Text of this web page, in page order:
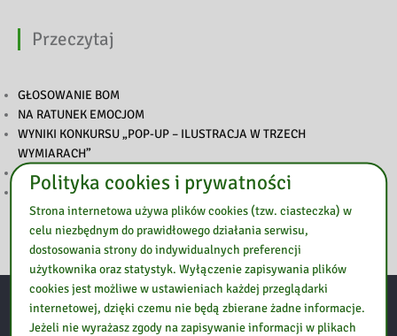
Przeczytaj
GŁOSOWANIE BOM
NA RATUNEK EMOCJOM
WYNIKI KONKURSU „POP-UP – ILUSTRACJA W TRZECH
WYMIARACH”
PODSUMOWANIE TYGODNIA BIBLIOTEK
ZAPROSZENIE NA TYDZIEŃ BIBLIOTEK
Kontakt:
Polityka cookies i prywatności
Strona internetowa używa plików cookies (tzw. ciasteczka) w
celu niezbędnym do prawidłowego działania serwisu,
dostosowania strony do indywidualnych preferencji
użytkownika oraz statystyk. Wyłączenie zapisywania plików
cookies jest możliwe w ustawieniach każdej przeglądarki
internetowej, dzięki czemu nie będą zbierane żadne informacje.
Jeżeli nie wyrażasz zgody na zapisywanie informacji w plikach